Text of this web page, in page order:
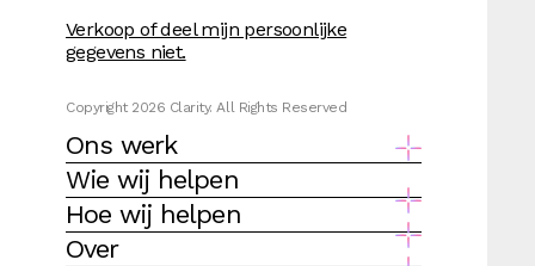
Verkoop of deel mijn persoonlijke
gegevens niet.
Copyright 2026 Clarity. All Rights Reserved
Ons werk
Wie wij helpen
Hoe wij helpen
Over